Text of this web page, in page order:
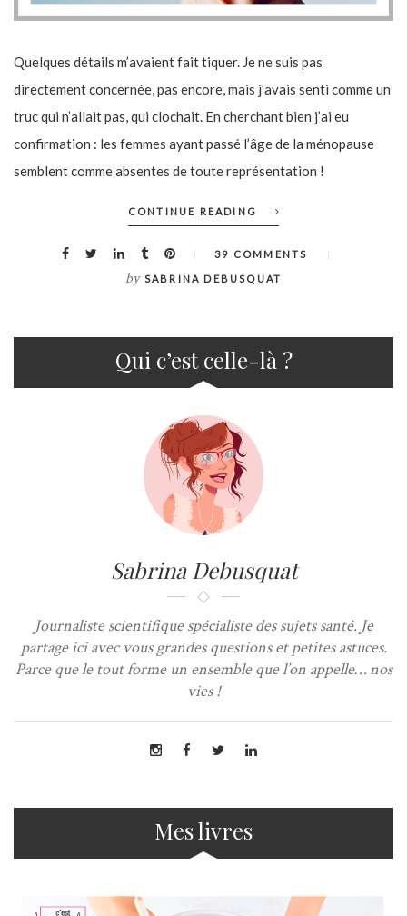
Quelques détails m’avaient fait tiquer. Je ne suis pas
directement concernée, pas encore, mais j’avais senti comme un
truc qui n’allait pas, qui clochait. En cherchant bien j’ai eu
confirmation : les femmes ayant passé l’âge de la ménopause
semblent comme absentes de toute représentation !
CONTINUE READING
39 COMMENTS
by SABRINA DEBUSQUAT
Qui c’est celle-là ?
Sabrina Debusquat
Journaliste scientifique spécialiste des sujets santé. Je
partage ici avec vous grandes questions et petites astuces.
Parce que le tout forme un ensemble que l’on appelle… nos
vies !
Mes livres